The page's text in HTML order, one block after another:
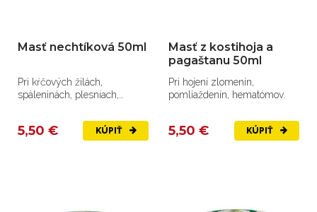
Masť nechtíková 50ml
Pri kŕčových žilách,
spáleninách, plesniach,
5,50 € KÚPIŤ
Masť z kostihoja a
pagaštanu 50ml
Pri hojení zlomenín,
pomliaždenín, hematómov.
5,50 € KÚPIŤ